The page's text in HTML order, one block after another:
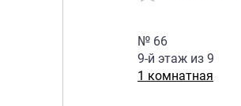
№ 66
9-й этаж из 9
1 комнатная